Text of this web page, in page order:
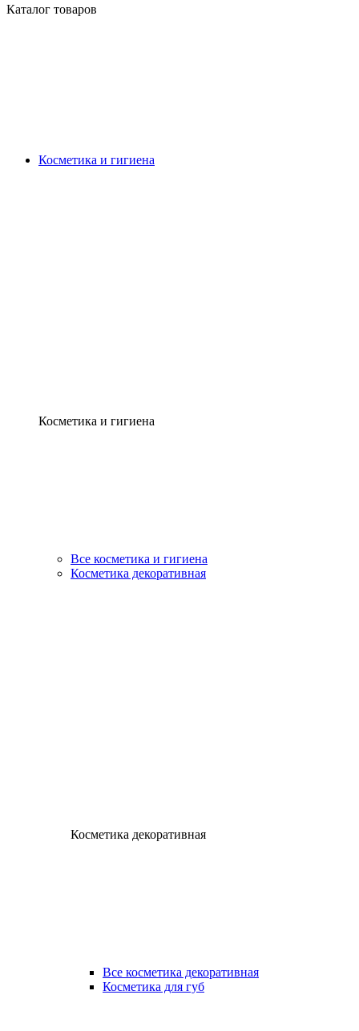
Каталог товаров
Косметика и гигиена
Косметика и гигиена
Все косметика и гигиена
Косметика декоративная
Косметика декоративная
Все косметика декоративная
Косметика для губ